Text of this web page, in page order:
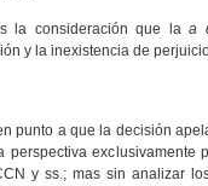
la consideración que laa
y la inexistencia de
punto a que la decisión
perspectiva exclusivamente
y ss.; mas sin analizar